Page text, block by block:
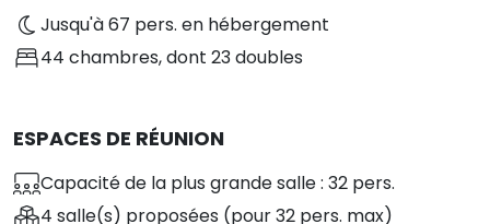
Jusqu'à 67 pers. en hébergement
44 chambres, dont 23 doubles
ESPACES DE RÉUNION
Capacité de la plus grande salle : 32 pers.
4 salle(s) proposées (pour 32 pers. max)